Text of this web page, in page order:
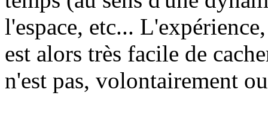
l'espace, etc...
est alors très facile de
n'est pas, volontairement